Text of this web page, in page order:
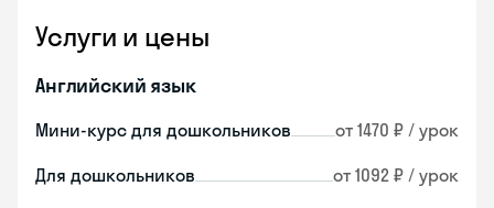
Услуги и цены
Английский язык
Мини-курс для дошкольников от 1470 ₽ / урок
Для дошкольников от 1092 ₽ / урок